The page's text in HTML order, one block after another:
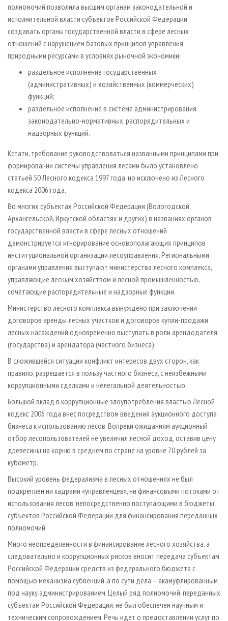
полномочий позволила высшим органам законодательной и
исполнительной власти субъектов Российской Федерации
создавать органы государственной власти в сфере лесных
отношений с нарушением базовых принципов управления
природными ресурсами в условиях рыночной экономики:
раздельное исполнение государственных
(административных) и хозяйственных (коммерческих)
функций;
раздельное исполнение в системе администрирования
законодательно-нормативных, распорядительных и
надзорных функций.
Кстати, требование руководствоваться названными принципами при
формировании системы управления лесами было установлено
статьей 50 Лесного кодекса 1997 года, но исключено из Лесного
кодекса 2006 года.
Во многих субъектах Российской Федерации (Вологодской,
Архангельской, Иркутской областях и других) в названиях органов
государственной власти в сфере лесных отношений
демонстрируется игнорирование основополагающих принципов
институциональной организации лесоуправления. Региональными
органами управления выступают министерства лесного комплекса,
управляющие лесным хозяйством и лесной промышленностью,
сочетающие распорядительные и надзорные функции.
Министерство лесного комплекса вынуждено при заключении
договоров аренды лесных участков и договоров купли-продажи
лесных насаждений одновременно выступать в роли арендодателя
(государства) и арендатора (частного бизнеса).
В сложившейся ситуации конфликт интересов двух сторон, как
правило, разрешается в пользу частного бизнеса, с неизбежными
коррупционными сделками и нелегальной деятельностью.
Большой вклад в коррупционные злоупотребления властью Лесной
кодекс 2006 года внес посредством введения аукционного доступа
бизнеса к использованию лесов. Вопреки ожиданиям аукционный
отбор лесопользователей не увеличил лесной доход, оставив цену
древесины на корню в среднем по стране на уровне 70 рублей за
кубометр.
Высокий уровень федерализма в лесных отношениях не был
подкреплен ни кадрами «управленцев», ни финансовыми потоками от
использования лесов, непосредственно поступающими в бюджеты
субъектов Российской Федерации для финансирования переданных
полномочий.
Много неопределенности в финансирование лесного хозяйства, а
следовательно и коррупционных рисков вносит передача субъектам
Российской Федерации средств из федерального бюджета с
помощью механизма субвенций, а по сути дела – акамуфлированным
под науку администрированием. Целый ряд полномочий, переданных
субъектам Российской Федерации, не был обеспечен научным и
техническим сопровождением. Речь идет о предоставлении услуг по